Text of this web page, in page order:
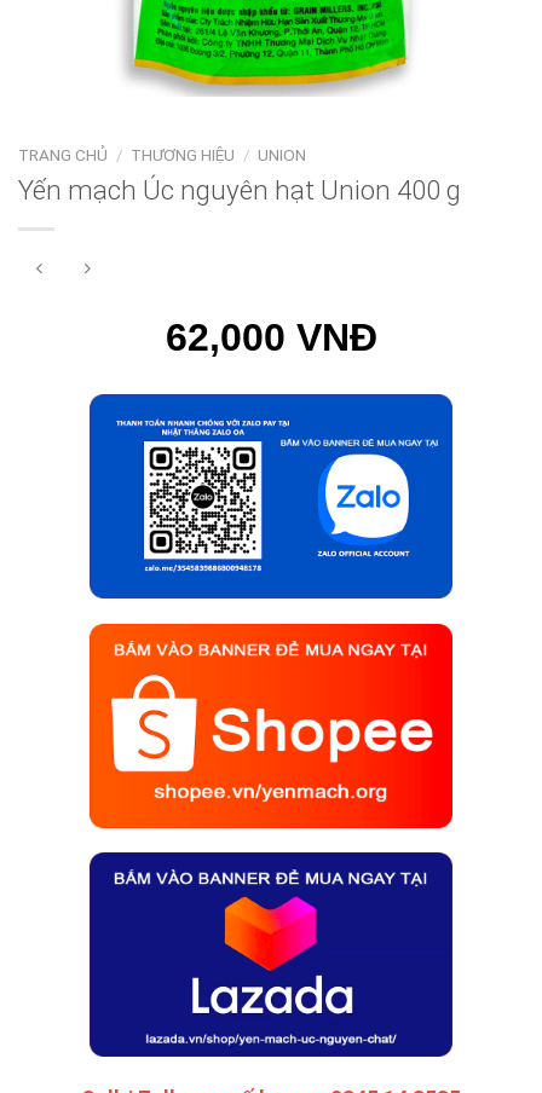
TRANG CHỦ / THƯƠNG HIỆU / UNION
Yến mạch Úc nguyên hạt Union 400 g
62,000 VNĐ